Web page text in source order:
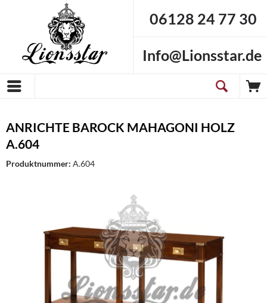
06128 24 77 30
Info@Lionsstar.de
ANRICHTE BAROCK MAHAGONI HOLZ
A.604
Produktnummer: A.604